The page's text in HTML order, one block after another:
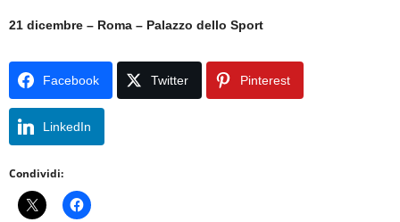
21 dicembre – Roma – Palazzo dello Sport
Facebook Twitter Pinterest
LinkedIn
Condividi: